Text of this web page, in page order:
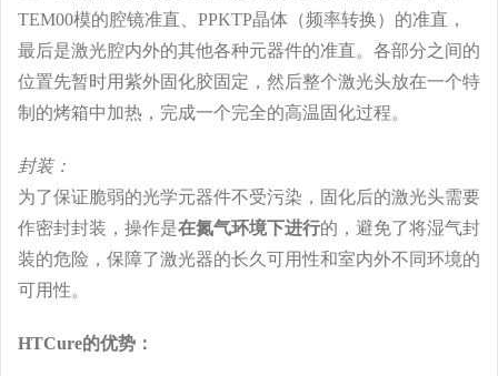
TEM00模的腔镜准直、PPKTP晶体（频率转换）的准直，
最后是激光腔内外的其他各种元器件的准直。各部分之间的
位置先暂时用紫外固化胶固定，然后整个激光头放在一个特
制的烤箱中加热，完成一个完全的高温固化过程。
封装：
为了保证脆弱的光学元器件不受污染，固化后的激光头需要
作密封封装，操作是在氮气环境下进行的，避免了将湿气封
装的危险，保障了激光器的长久可用性和室内外不同环境的
可用性。
HTCure的优势：